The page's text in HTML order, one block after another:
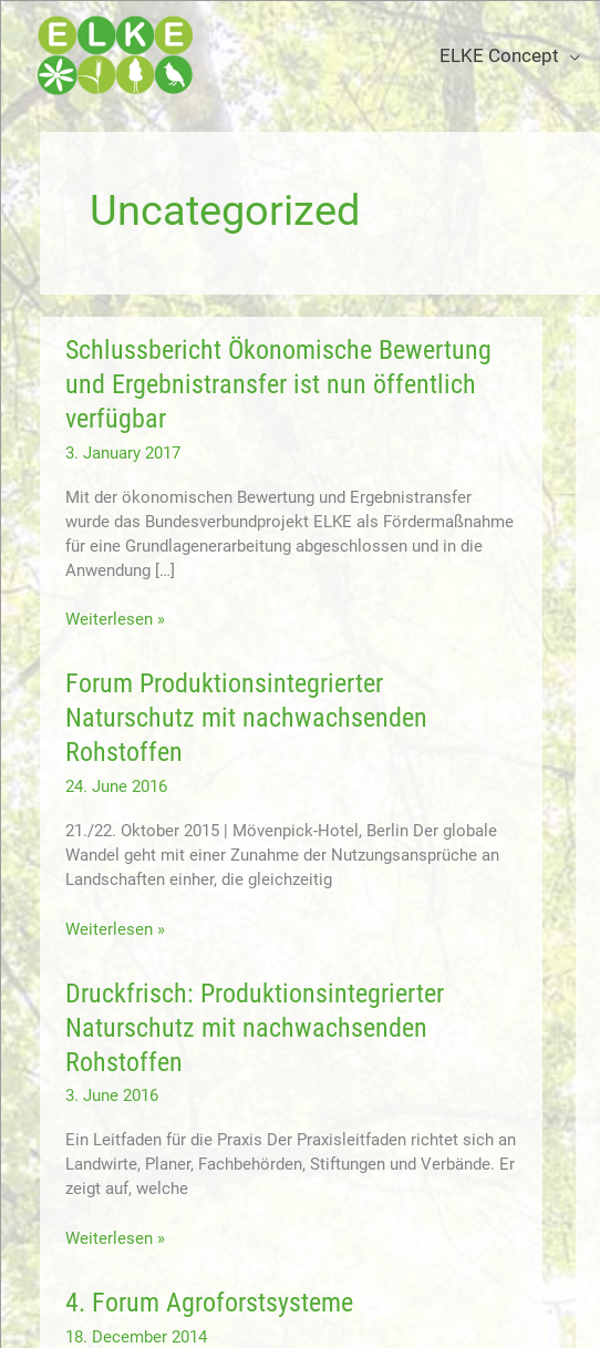
Skip
content
ELKE Concept
Uncategorized
Schlussbericht Ökonomische Bewertung
und Ergebnistransfer ist nun öffentlich
verfügbar
3. January 2017
Mit der ökonomischen Bewertung und Ergebnistransfer
wurde das Bundesverbundprojekt ELKE als Fördermaßnahme
für eine Grundlagenerarbeitung abgeschlossen und in die
Anwendung […]
Schlussbericht
und
Ergebnistransfer
ist
nun
öffentlich
Weiterlesen »
Forum Produktionsintegrierter
Naturschutz mit nachwachsenden
Rohstoffen
24. June 2016
21./22. Oktober 2015 | Mövenpick-Hotel, Berlin Der globale
Wandel geht mit einer Zunahme der Nutzungsansprüche an
Landschaften einher, die gleichzeitig
Forum
mit
nachwachsenden
Rohstoffen
Weiterlesen »
Druckfrisch: Produktionsintegrierter
Naturschutz mit nachwachsenden
Rohstoffen
3. June 2016
Ein Leitfaden für die Praxis Der Praxisleitfaden richtet sich an
Landwirte, Planer, Fachbehörden, Stiftungen und Verbände. Er
zeigt auf, welche
Druckfrisch:
mit
nachwachsenden
Weiterlesen »
4. Forum Agroforstsysteme
18. December 2014